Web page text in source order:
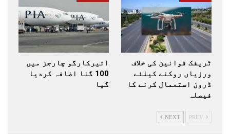
ٹریفک قوانین کی خلاف
ورزیاں روکنے کیلئے
ڈرون استعمال کرنے کا
فیصلہ
ائیرکارگو چارجز میں
100 گنا اضافہ کردیا
گیا
NEXT